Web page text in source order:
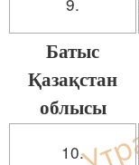
Батыс
Қазақстан
облысы
10.